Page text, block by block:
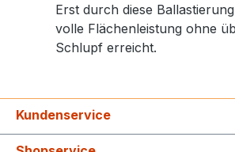
Erst durch diese
volle Flächenleistung ohne
Schlupf erreicht.
Kundenservice